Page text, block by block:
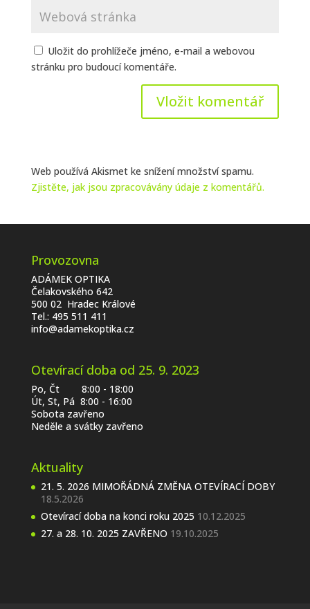
Uložit do prohlížeče jméno, e-mail a webovou
stránku pro budoucí komentáře.
Web používá Akismet ke snížení množství spamu.
Zjistěte, jak jsou zpracovávány údaje z komentářů.
Provozovna
ADÁMEK OPTIKA
Čelakovského 642
500 02 Hradec Králové
Tel.: 495 511 411
info@adamekoptika.cz
Otevírací doba od 25. 9. 2023
Po, Čt 8:00 - 18:00
Út, St, Pá 8:00 - 16:00
Sobota zavřeno
Neděle a svátky zavřeno
Aktuality
21. 5. 2026 MIMOŘÁDNÁ ZMĚNA OTEVÍRACÍ DOBY
18.5.2026
Otevírací doba na konci roku 2025 10.12.2025
27. a 28. 10. 2025 ZAVŘENO 19.10.2025